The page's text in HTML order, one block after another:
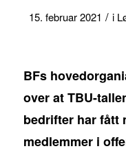
15. februar 2021 / i
BFs
over at TBU-
bedrifter har fått
medlemmer i